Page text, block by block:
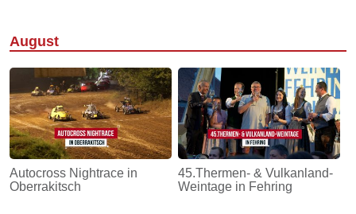
August
Autocross Nightrace in
Oberrakitsch
45.Thermen- & Vulkanland-
Weintage in Fehring